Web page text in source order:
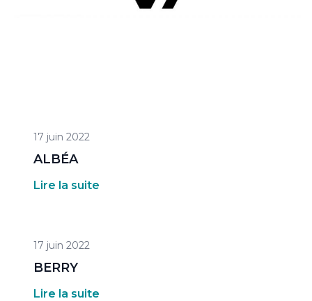
17 juin 2022
ALBÉA
Lire la suite
17 juin 2022
BERRY
Lire la suite